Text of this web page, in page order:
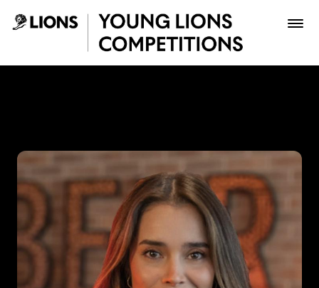
Saltar al contenido principal
Inscribir
Boletería